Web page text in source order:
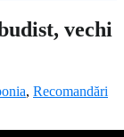
vechi
, Recomandări